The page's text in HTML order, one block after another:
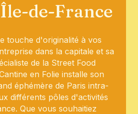
de-France
touche d'originalité à vos
dans la capitale et sa
de la Street Food
en Folie installe son
éphémère de Paris intra-
différents pôles d'activités
Que vous souhaitiez